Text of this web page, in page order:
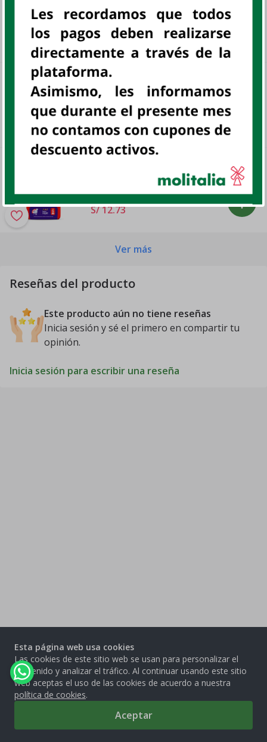
BOL
sku:
801904
S/ 140.50
NVO MIMASKOT CARNES RMG 1KG
BOL
sku:
801914
S/ 11.00
NUTRICAN, UN, PERRO
sku:801817
S/ 12.73
Ver más
Reseñas del producto
Este producto aún no tiene reseñas
Inicia sesión y sé el primero en compartir tu
opinión.
Inicia sesión para escribir una reseña
Esta página web usa cookies
Las cookies de este sitio web se usan para personalizar el
contenido y analizar el tráfico. Al continuar usando este sitio
web aceptas el uso de las cookies de acuerdo a nuestra
política de cookies.
Aceptar